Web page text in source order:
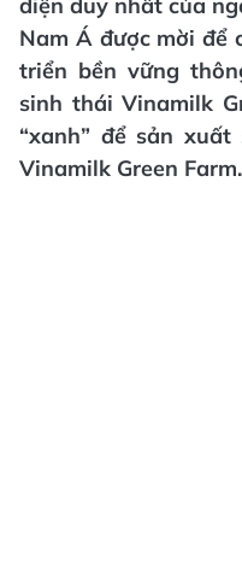
Nam Á được mời để
triển bền vững
sinh thái Vinamilk
“xanh” để sản
Vinamilk Green Farm.